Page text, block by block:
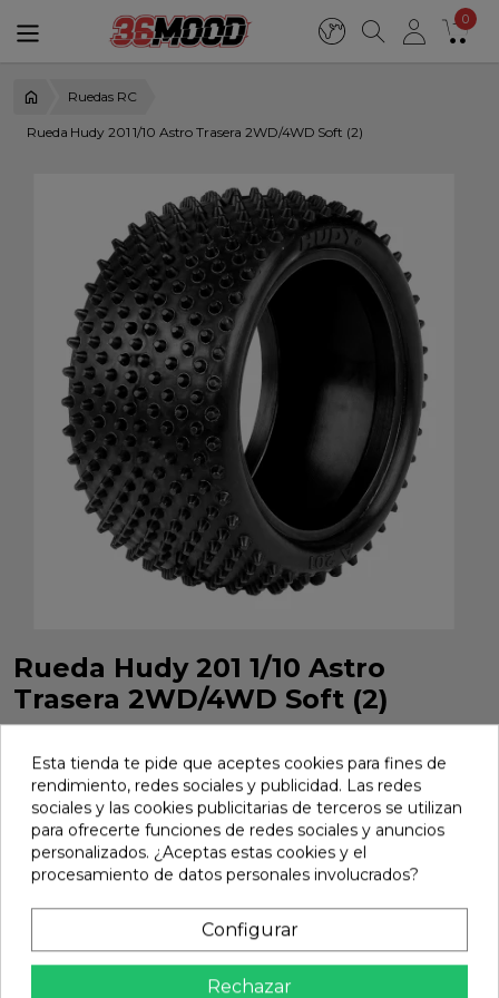
0
Ruedas RC
Rueda Hudy 201 1/10 Astro Trasera 2WD/4WD Soft (2)
Rueda Hudy 201 1/10 Astro
Trasera 2WD/4WD Soft (2)
soft, máximo agarre en competición RC.
Marca: Hudy Ref: 816201-S
11,10 €
Añadir
En stock
Esta tienda te pide que aceptes cookies para fines de
rendimiento, redes sociales y publicidad. Las redes
sociales y las cookies publicitarias de terceros se utilizan
para ofrecerte funciones de redes sociales y anuncios
personalizados. ¿Aceptas estas cookies y el
procesamiento de datos personales involucrados?
Configurar
Rechazar